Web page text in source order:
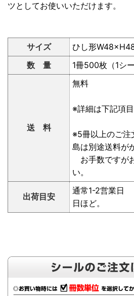
ツとしてお使いいただけます。
サイズ
ひし形
数 量
1冊500枚（1シー
送 料
無料
※詳細は下記項目
※5冊以上のご注
島は別途送料が
お手数ですが
い。
出荷目安
通常1-2営業日
日ほど。